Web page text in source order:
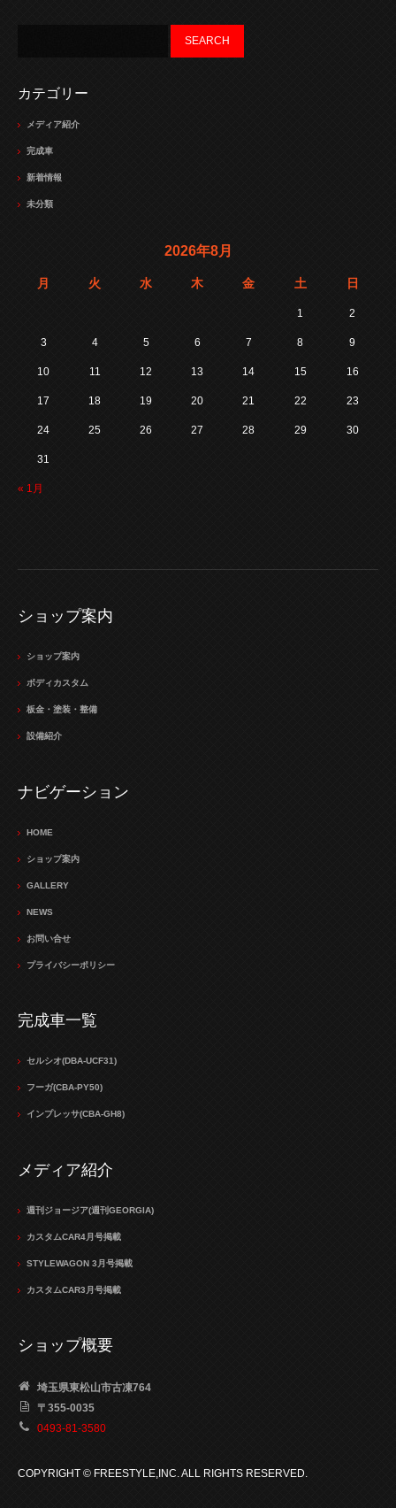
カテゴリー
メディア紹介
完成車
新着情報
未分類
2026年8月
月 火 水 木 金 土 日
« 1月
1 2
3 4 5 6 7 8 9
10 11 12 13 14 15 16
17 18 19 20 21 22 23
24 25 26 27 28 29 30
31
ショップ案内
ショップ案内
ボディカスタム
板金・塗装・整備
設備紹介
ナビゲーション
HOME
ショップ案内
GALLERY
NEWS
お問い合せ
プライバシーポリシー
完成車一覧
セルシオ(DBA-UCF31)
フーガ(CBA-PY50)
インプレッサ(CBA-GH8)
メディア紹介
週刊ジョージア(週刊GEORGIA)
カスタムCAR4月号掲載
STYLEWAGON 3月号掲載
カスタムCAR3月号掲載
ショップ概要
埼玉県東松山市古凍764
〒355-0035
0493-81-3580
COPYRIGHT © FREESTYLE,INC. ALL RIGHTS RESERVED.